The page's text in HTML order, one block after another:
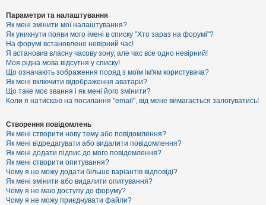
м
и
б
е
з
в
і
д
п
о
в
і
е
й
А
к
т
и
в
н
Параметри та налаштування
Як мені змінити мої налаштування?
Як уникнути появи мого імені в списку "Хто зараз на форумі"?
На форумі встановлено невірний час!
Я встановив власну часову зону, але час все одно невірний!
Моя рідна мова відсутня у списку!
Що означають зображення поряд з моїм ім'ям користувача?
Як мені включити відображення аватари?
Що таке моє звання і як мені його змінити?
Коли я натискаю на посилання "email", від мене вимагається залогуватись!
Створення повідомлень
Як мені створити нову тему або повідомлення?
Як мені відредагувати або видалити повідомлення?
Як мені додати підпис до мого повідомлення?
Як мені створити опитування?
Чому я не можу додати більше варіантів відповіді?
Як мені змінити або видалити опитування?
Чому я не маю доступу до форуму?
Чому я не можу приєднувати файли?